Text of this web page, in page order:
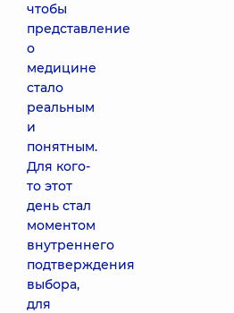
чтобы
представление
о
медицине
стало
реальным
и
понятным.
Для кого-
то этот
день стал
моментом
внутреннего
подтверждения
выбора,
для